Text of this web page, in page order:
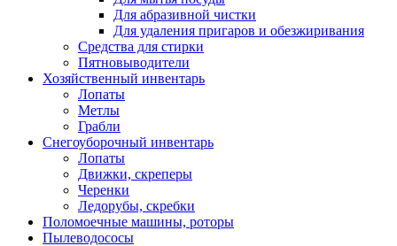
Для абразивной чистки
Для удаления пригаров и обезжиривания
Средства для стирки
Пятновыводители
Хозяйственный инвентарь
Лопаты
Метлы
Грабли
Снегоуборочный инвентарь
Лопаты
Движки, скреперы
Черенки
Ледорубы, скребки
Поломоечные машины, роторы
Пылеводососы